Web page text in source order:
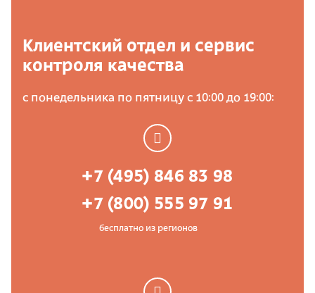
Клиентский отдел и сервис
контроля качества
с понедельника по пятницу с 10:00 до 19:00:
+7 (495) 846 83 98
+7 (800) 555 97 91
бесплатно из регионов